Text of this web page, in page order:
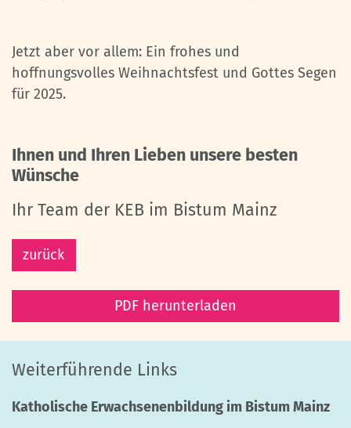
Jetzt aber vor allem: Ein frohes und
hoffnungsvolles Weihnachtsfest und Gottes Segen
für 2025.
Ihnen und Ihren Lieben unsere besten
Wünsche
Ihr Team der KEB im Bistum Mainz
zurück
PDF herunterladen
Weiterführende Links
Katholische Erwachsenenbildung im Bistum Mainz